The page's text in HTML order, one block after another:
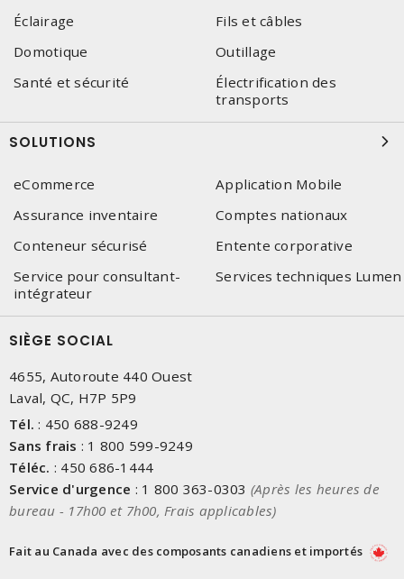
Éclairage
Fils et câbles
Domotique
Outillage
Santé et sécurité
Électrification des
transports
SOLUTIONS
eCommerce
Application Mobile
Assurance inventaire
Comptes nationaux
Conteneur sécurisé
Entente corporative
Service pour consultant-
intégrateur
Services techniques Lumen
SIÈGE SOCIAL
4655, Autoroute 440 Ouest
Laval, QC, H7P 5P9
Tél. : 450 688-9249
Sans frais : 1 800 599-9249
Téléc. : 450 686-1444
Service d'urgence : 1 800 363-0303 (Après les heures de
bureau - 17h00 et 7h00, Frais applicables)
Fait au Canada avec des composants canadiens et importés